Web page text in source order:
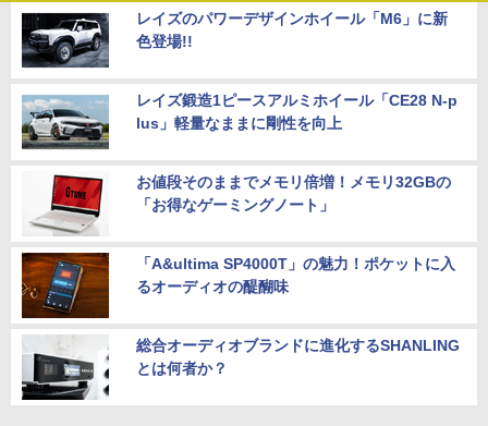
レイズのパワーデザインホイール「M6」に新
色登場!!
レイズ鍛造1ピースアルミホイール「CE28 N-p
lus」軽量なままに剛性を向上
お値段そのままでメモリ倍増！メモリ32GBの
「お得なゲーミングノート」
「A&ultima SP4000T」の魅力！ポケットに入
るオーディオの醍醐味
総合オーディオブランドに進化するSHANLING
とは何者か？